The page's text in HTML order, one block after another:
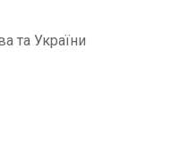
та України